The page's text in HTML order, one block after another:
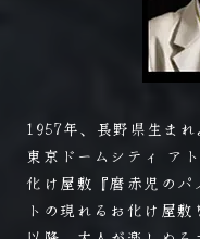
1957年、長野県生ま
東京ドームシティ ア
化け屋敷『麿赤児の
トの現れるお化け屋敷